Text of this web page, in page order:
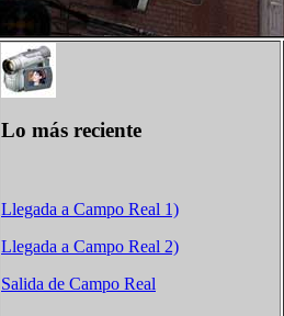
Lo más reciente
Llegada a Campo Real 1)
Llegada a Campo Real 2)
Salida de Campo Real